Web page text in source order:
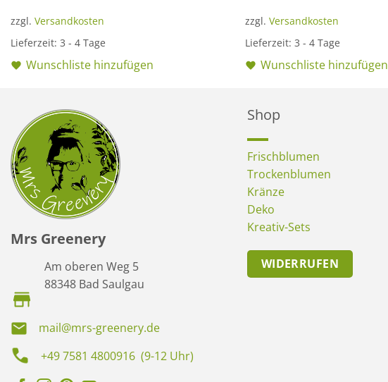
zzgl. Versandkosten
Lieferzeit: 3 - 4 Tage
Wunschliste hinzufügen
zzgl.Versandkosten
Lieferzeit:3 - 4 Tage
Wunschliste hinzufügen
Mrs Greenery
Am oberen Weg 5
88348 Bad Saulgau
mail@mrs-greenery.de
+49 7581 4800916 (9-12 Uhr)
Shop
Frischblumen
Trockenblumen
Kränze
Deko
Kreativ-Sets
WIDERRUFEN